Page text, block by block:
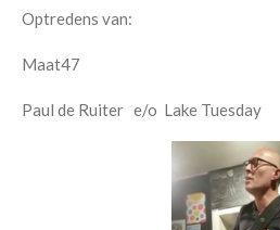
Optredens van:
Maat47
Paul de Ruiter e/o Lake Tuesday